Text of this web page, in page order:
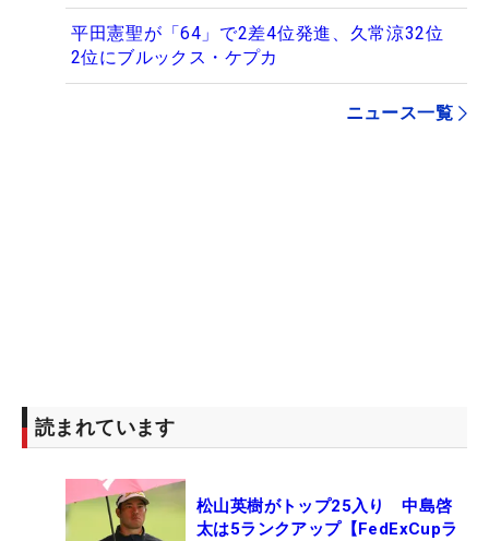
平田憲聖が「64」で2差4位発進、久常涼32位
2位にブルックス・ケプカ
ニュース一覧
読まれています
松山英樹がトップ25入り 中島啓
太は5ランクアップ【FedExCupラ